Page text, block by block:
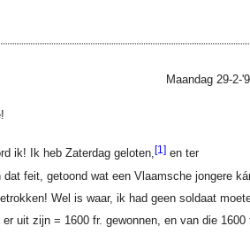
Maandag 29-2-
ik! Ik heb Zaterdag geloten,[1]en ter
dat feit, getoond wat een Vlaamsche jongere
Wel is waar, ik had geen soldaat
uit zijn = 1600 fr. gewonnen, en van die 1600